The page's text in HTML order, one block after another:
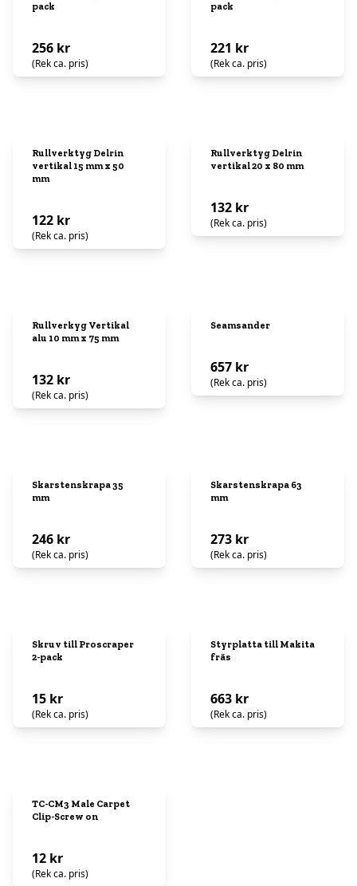
pack
256 kr
(Rek ca. pris)
pack
221 kr
(Rek ca. pris)
Rullverktyg Delrin
vertikal 15 mm x 50
mm
122 kr
(Rek ca. pris)
Rullverktyg Delrin
vertikal 20 x 80 mm
132 kr
(Rek ca. pris)
Rullverkyg Vertikal
alu 10 mm x 75 mm
132 kr
(Rek ca. pris)
Seamsander
657 kr
(Rek ca. pris)
Skarstenskrapa 35
mm
246 kr
(Rek ca. pris)
Skarstenskrapa 63
mm
273 kr
(Rek ca. pris)
Skruv till Proscraper
2-pack
15 kr
(Rek ca. pris)
Styrplatta till Makita
fräs
663 kr
(Rek ca. pris)
TC-CM3 Male Carpet
Clip-Screw on
12 kr
(Rek ca. pris)